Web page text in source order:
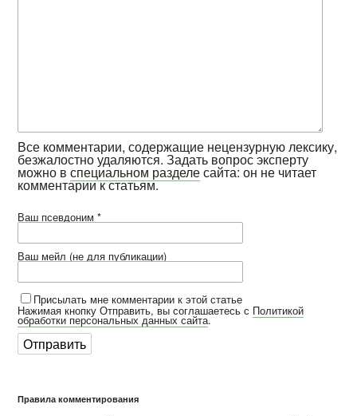
Все комментарии, содержащие нецензурную лексику,
безжалостно удаляются. Задать вопрос эксперту
можно вспециальном разделесайта: он не читает
комментарии к статьям.
Ваш псевдоним *
Ваш мейл (не для публикации)
Присылать мне комментарии к этой статье
Нажимая кнопку Отправить, вы соглашаетесь с Политикой
обработки персональных данных сайта.
Правила комментирования